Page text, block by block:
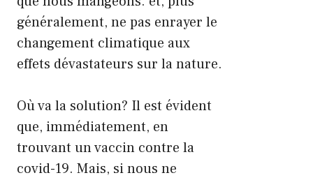
généralement, ne pas enrayer le
changement climatique aux
effets dévastateurs sur la nature.
Où va la solution? Il est évident
que, immédiatement, en
trouvant un vaccin contre la
covid-19. Mais, si nous ne